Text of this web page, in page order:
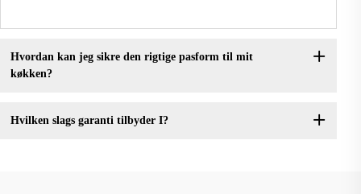
Hvordan kan jeg sikre den rigtige pasform til mit
køkken?
Hvilken slags garanti tilbyder I?